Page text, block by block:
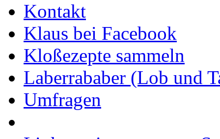
Kontakt
Klaus bei Facebook
Kloßezepte sammeln
Laberrababer (Lob und
Umfragen